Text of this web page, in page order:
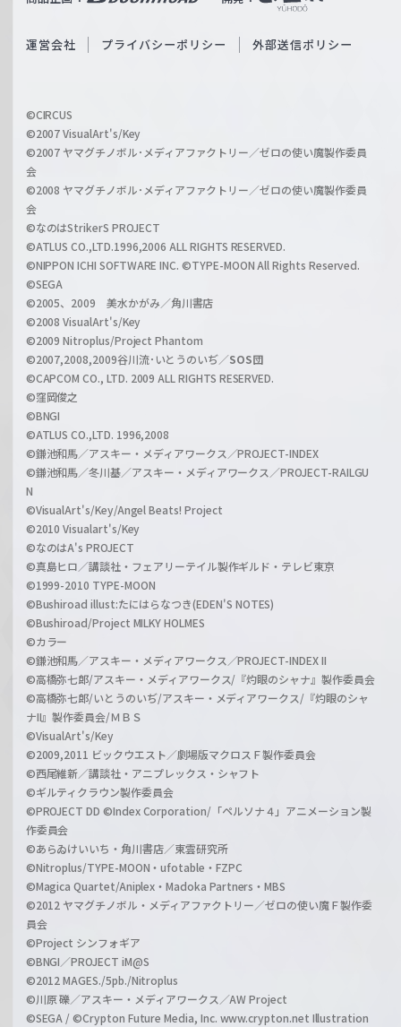
c
a
r
z
O
i
l
h
a
n
l
運営会社 プライバシーポリシー 外部送信ポリシー
©CIRCUS
©2007 VisualArt's/Key
©2007 ヤマグチノボル･メディアファクトリー／ゼロの使い魔製作委員
会
©2008 ヤマグチノボル･メディアファクトリー／ゼロの使い魔製作委員
会
©なのはStrikerS PROJECT
©ATLUS CO.,LTD.1996,2006 ALL RIGHTS RESERVED.
©NIPPON ICHI SOFTWARE INC. ©TYPE-MOON All Rights Reserved.
©SEGA
©2005、2009 美水かがみ／角川書店
©2008 VisualArt's/Key
©2009 Nitroplus/Project Phantom
©2007,2008,2009谷川流･いとうのいぢ／SOS団
©CAPCOM CO., LTD. 2009 ALL RIGHTS RESERVED.
©窪岡俊之
©BNGI
©ATLUS CO.,LTD. 1996,2008
©鎌池和馬／アスキー・メディアワークス／PROJECT-INDEX
©鎌池和馬／冬川基／アスキー・メディアワークス／PROJECT-RAILGU
N
©VisualArt's/Key/Angel Beats! Project
©2010 Visualart's/Key
©なのはA's PROJECT
©真島ヒロ／講談社・フェアリーテイル製作ギルド・テレビ東京
©1999-2010 TYPE-MOON
©Bushiroad illust:たにはらなつき(EDEN'S NOTES)
©Bushiroad/Project MILKY HOLMES
©カラー
©鎌池和馬／アスキー・メディアワークス／PROJECT-INDEX II
©高橋弥七郎/アスキー・メディアワークス/『灼眼のシャナ』製作委員会
©高橋弥七郎/いとうのいぢ/アスキー・メディアワークス/『灼眼のシャ
ナII』製作委員会/ＭＢＳ
©VisualArt's/Key
©2009,2011 ビックウエスト／劇場版マクロスＦ製作委員会
©西尾維新／講談社・アニプレックス・シャフト
©ギルティクラウン製作委員会
©PROJECT DD ©Index Corporation/「ペルソナ４」アニメーション製
作委員会
©あらゐけいいち・角川書店／東雲研究所
©Nitroplus/TYPE-MOON・ufotable・FZPC
©Magica Quartet/Aniplex・Madoka Partners・MBS
©2012 ヤマグチノボル・メディアファクトリー／ゼロの使い魔Ｆ製作委
員会
©Project シンフォギア
©BNGI／PROJECT iM@S
©2012 MAGES./5pb./Nitroplus
©川原 礫／アスキー・メディアワークス／AW Project
©SEGA / ©Crypton Future Media, Inc. www.crypton.net Illustration